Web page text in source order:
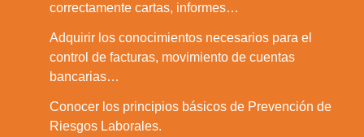
correctamente cartas, informes…
Adquirir los conocimientos necesarios para el
control de facturas, movimiento de cuentas
bancarias…
Conocer los principios básicos de Prevención de
Riesgos Laborales.